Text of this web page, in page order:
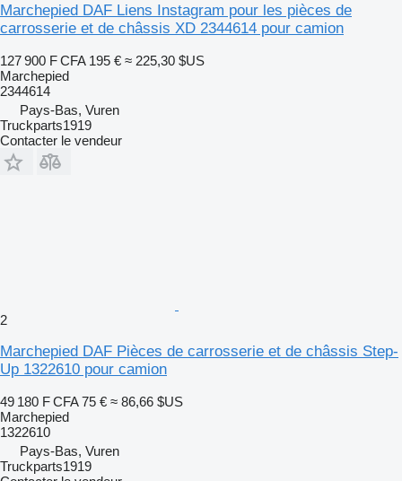
Marchepied DAF Liens Instagram pour les pièces de
carrosserie et de châssis XD 2344614 pour camion
127 900 F CFA 195 € ≈ 225,30 $US
Marchepied
2344614
Pays-Bas, Vuren
Truckparts1919
Contacter le vendeur
2
Marchepied DAF Pièces de carrosserie et de châssis Step-
Up 1322610 pour camion
49 180 F CFA 75 € ≈ 86,66 $US
Marchepied
1322610
Pays-Bas, Vuren
Truckparts1919